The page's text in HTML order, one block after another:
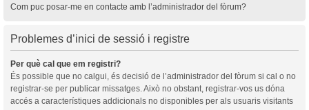
Com puc posar-me en contacte amb l’administrador del fòrum?
Problemes d’inici de sessió i registre
Per què cal que em registri?
És possible que no calgui, és decisió de l’administrador del fòrum si cal o no
registrar-se per publicar missatges. Això no obstant, registrar-vos us dóna
accés a característiques addicionals no disponibles per als usuaris visitants